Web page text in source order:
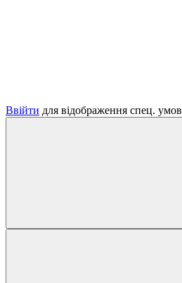
Ввійти для відображення спец. умов